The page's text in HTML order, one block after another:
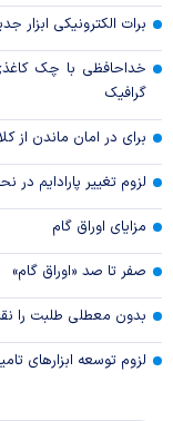
برات الکترونیکی ابزار
خداحافظی با چک
گرافیک
برای در امان ماندن از
لزوم تغییر پارادایم در
مزایای اوراق گام
صفر تا صد «اوراق گام»
بدون معطلی طلبت را
لزوم توسعه ابزارهای